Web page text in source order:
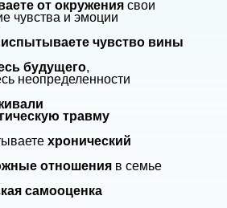
от окружения свои
чувства и эмоции
испытываете чувство вины
будущего,
неопределенности
травму
хронический
отношения в семье
самооценка